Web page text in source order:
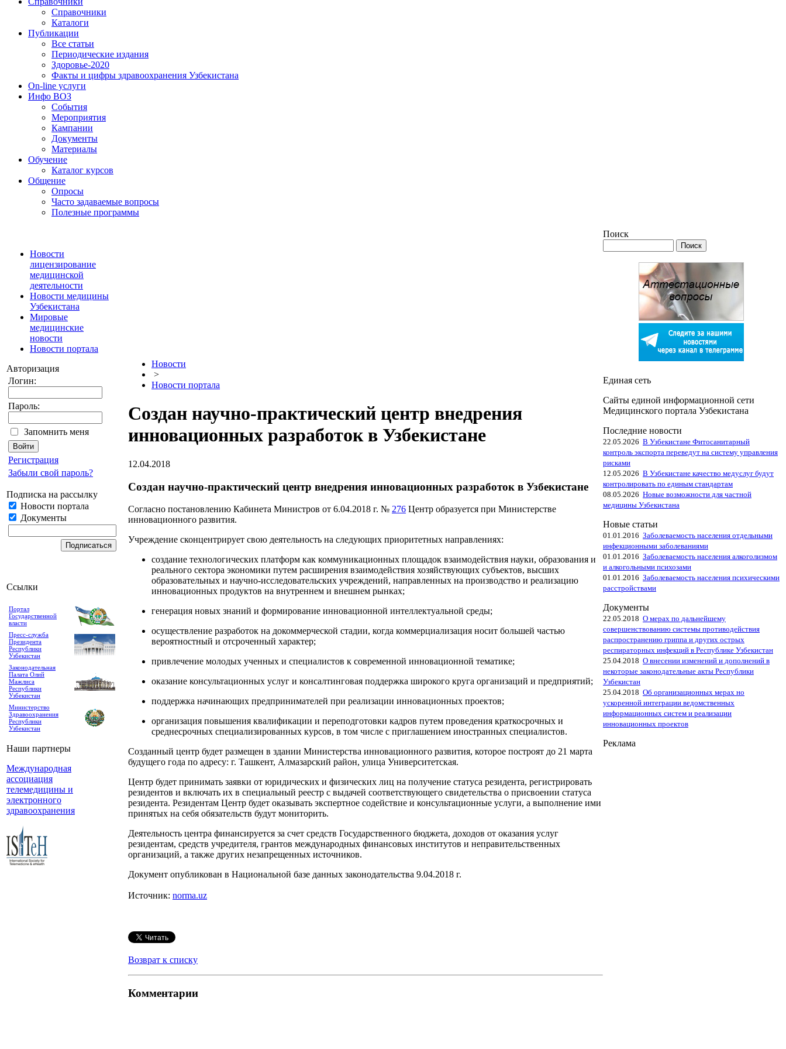
Справочники
Каталоги
Публикации
Все статьи
Периодические издания
Здоровье-2020
Факты и цифры здравоохранения Узбекистана
On-line услуги
Инфо ВОЗ
События
Мероприятия
Кампании
Документы
Материалы
Обучение
Каталог курсов
Общение
Опросы
Часто задаваемые вопросы
Полезные программы
Новости
лицензирование
медицинской
деятельности
Новости медицины
Узбекистана
Мировые
медицинские
новости
Новости портала
Авторизация
Логин:
Пароль:
Запомнить меня
Регистрация
Забыли свой пароль?
Подписка на рассылку
Новости портала
Документы
Ссылки
Портал
Государственной
власти
Пресс-служба
Президента
Республики
Узбекистан
Законодательная
Палата Олий
Мажлиса
Республики
Узбекистан
Министерство
Здравоохранения
Республики
Узбекистан
Наши партнеры
Международная
ассоциация
телемедицины и
электронного
здравоохранения
Новости
>
Новости портала
Создан научно-практический центр внедрения
инновационных разработок в Узбекистане
12.04.2018
Создан научно-практический центр внедрения инновационных разработок в Узбекистане
Согласно постановлению Кабинета Министров от 6.04.2018 г. № 276 Центр образуется при Министерстве
инновационного развития.
Учреждение сконцентрирует свою деятельность на следующих приоритетных направлениях:
создание технологических платформ как коммуникационных площадок взаимодействия науки, образования и
реального сектора экономики путем расширения взаимодействия хозяйствующих субъектов, высших
образовательных и научно-исследовательских учреждений, направленных на производство и реализацию
инновационных продуктов на внутреннем и внешнем рынках;
генерация новых знаний и формирование инновационной интеллектуальной среды;
осуществление разработок на докоммерческой стадии, когда коммерциализация носит большей частью
вероятностный и отсроченный характер;
привлечение молодых ученных и специалистов к современной инновационной тематике;
оказание консультационных услуг и консалтинговая поддержка широкого круга организаций и предприятий;
поддержка начинающих предпринимателей при реализации инновационных проектов;
организация повышения квалификации и переподготовки кадров путем проведения краткосрочных и
среднесрочных специализированных курсов, в том числе с приглашением иностранных специалистов.
Созданный центр будет размещен в здании Министерства инновационного развития, которое построят до 21 марта
будущего года по адресу: г. Ташкент, Алмазарский район, улица Университетская.
Центр будет принимать заявки от юридических и физических лиц на получение статуса резидента, регистрировать
резидентов и включать их в специальный реестр с выдачей соответствующего свидетельства о присвоении статуса
резидента. Резидентам Центр будет оказывать экспертное содействие и консультационные услуги, а выполнение ими
принятых на себя обязательств будут мониторить.
Деятельность центра финансируется за счет средств Государственного бюджета, доходов от оказания услуг
резидентам, средств учредителя, грантов международных финансовых институтов и неправительственных
организаций, а также других незапрещенных источников.
Документ опубликован в Национальной базе данных законодательства 9.04.2018 г.
Источник: norma.uz
Возврат к списку
Комментарии
Поиск
Единая сеть
Сайты единой информационной сети
Медицинского портала Узбекистана
Последние новости
22.05.2026 В Узбекистане Фитосанитарный
контроль экспорта переведут на систему управления
рисками
12.05.2026 В Узбекистане качество медуслуг будут
контролировать по единым стандартам
08.05.2026 Новые возможности для частной
медицины Узбекистана
Новые статьи
01.01.2016 Заболеваемость населения отдельными
инфекционными заболеваниями
01.01.2016 Заболеваемость населения алкоголизмом
и алкогольными психозами
01.01.2016 Заболеваемость населения психическими
расстройствами
Документы
22.05.2018 О мерах по дальнейшему
совершенствованию системы противодействия
распространению гриппа и других острых
респираторных инфекций в Республике Узбекистан
25.04.2018 О внесении изменений и дополнений в
некоторые законодательные акты Республики
Узбекистан
25.04.2018 Об организационных мерах но
ускоренной интеграции ведомственных
информационных систем и реализации
инновационных проектов
Реклама